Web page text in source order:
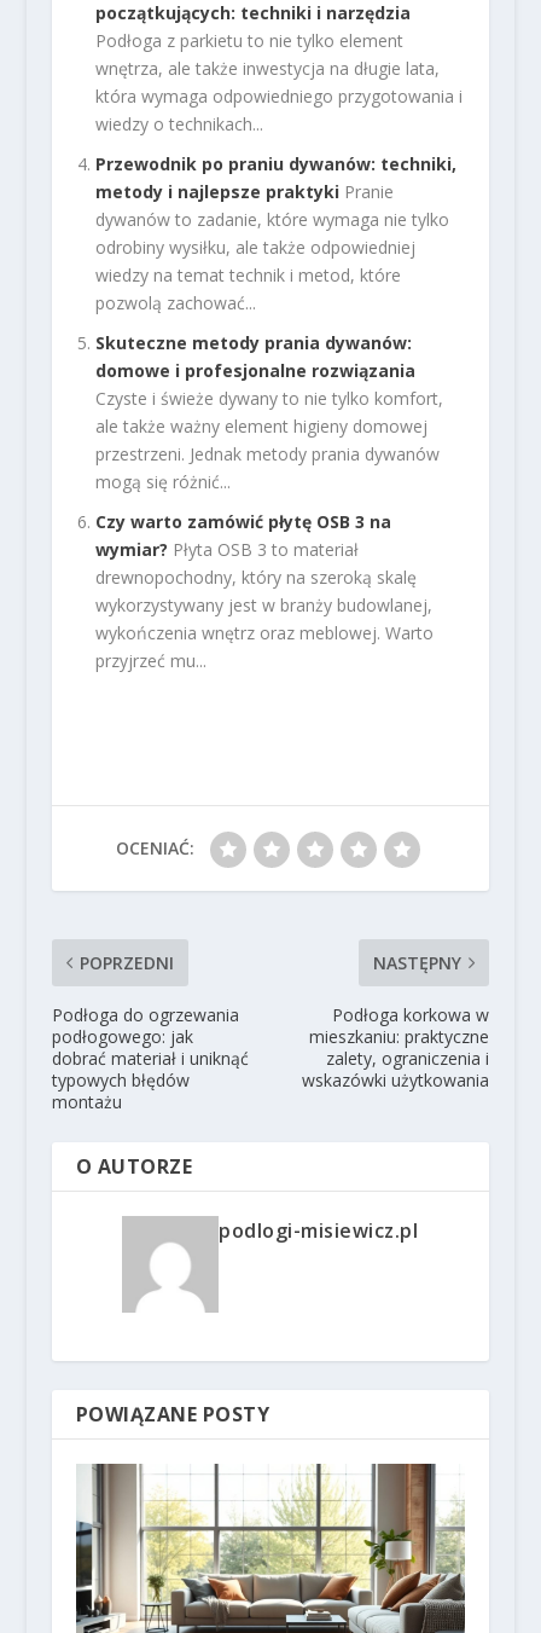
początkujących: techniki i narzędzia
Podłoga z parkietu to nie tylko element
wnętrza, ale także inwestycja na długie lata,
która wymaga odpowiedniego przygotowania i
wiedzy o technikach...
Przewodnik po praniu dywanów: techniki,
metody i najlepsze praktyki Pranie
dywanów to zadanie, które wymaga nie tylko
odrobiny wysiłku, ale także odpowiedniej
wiedzy na temat technik i metod, które
pozwolą zachować...
Skuteczne metody prania dywanów:
domowe i profesjonalne rozwiązania
Czyste i świeże dywany to nie tylko komfort,
ale także ważny element higieny domowej
przestrzeni. Jednak metody prania dywanów
mogą się różnić...
Czy warto zamówić płytę OSB 3 na
wymiar? Płyta OSB 3 to materiał
drewnopochodny, który na szeroką skalę
wykorzystywany jest w branży budowlanej,
wykończenia wnętrz oraz meblowej. Warto
przyjrzeć mu...
OCENIAĆ:
POPRZEDNI
Podłoga do ogrzewania
podłogowego: jak
dobrać materiał i uniknąć
typowych błędów
montażu
NASTĘPNY
Podłoga korkowa w
mieszkaniu: praktyczne
zalety, ograniczenia i
wskazówki użytkowania
O AUTORZE
podlogi-misiewicz.pl
POWIĄZANE POSTY